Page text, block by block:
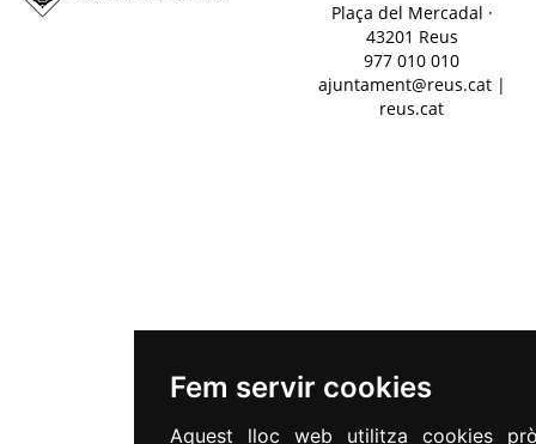
Fem servir cookies
Aquest lloc web utilitza cookies
Plaça del Mercadal ·
43201 Reus
977 010 010
ajuntament@reus.cat|
reus.cat